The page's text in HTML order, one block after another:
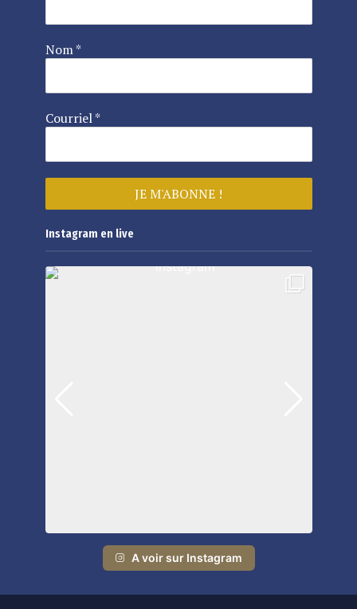
Nom*
Courriel*
Instagram en live
A voir sur Instagram